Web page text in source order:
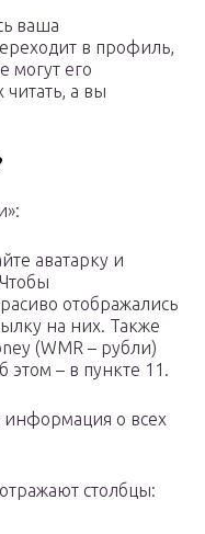
ваша
в профиль,
могут его
читать, а вы
аватарку и
отображались
на них. Также
(WMR – рубли)
этом – в пункте 11.
информация о всех
столбцы: